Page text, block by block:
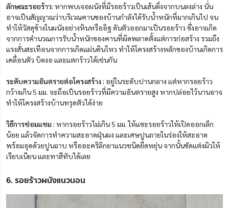
ลักษณะรอยร้าว: หากพบเจอผนังที่มีรอยร้าวเป็นเส้นดิ่งจากบนลงล่าง นั่น
อาจเป็นสัญญาณว่าบริเวณคานของบ้านกำลังได้รับน้ำหนักที่มากเกินไป จน
ทำให้วัสดุข้างในผนังอย่างหินหรืออิฐ ดันตัวออกมาเป็นรอยร้าว ซึ่งอาจเกิด
จากการคำนวณการรับน้ำหนักของคานที่ผิดพลาดตั้งแต่การก่อสร้าง รวมถึง
แรงสั่นสะเทือนจากการเกิดแผ่นดินไหว ทำให้โครงสร้างหลักของบ้านเกิดการ
เคลื่อนตัว บิดงอ และแตกร้าวได้เช่นกัน
ระดับความอันตรายต่อโครงสร้าง : อยู่ในระดับปานกลาง แต่หากรอยร้าว
กว้างเกิน 5 มม. จะถือเป็นรอยร้าวที่มีความอันตรายสูง หากปล่อยไว้นานอาจ
ทำให้โครงสร้างบ้านทรุดตัวได้ง่าย
วิธีการซ่อมแซม : หากรอยร้าวไม่เกิน 5 มม. ให้แซะรอยร้าวให้เปิดออกเล็ก
น้อย แล้วจัดการทำความสะอาดฝุ่นผง และเศษปูนภายในร่องให้สะอาด
พร้อมอุดด้วยปูนฉาบ หรืออะคริลิกยาแนวชนิดยืดหยุ่น จากนั้นขัดแต่งผิวให้
เรียบเนียน และทาสีทับได้เลย
6. รอยร้าวผนังแนวนอน